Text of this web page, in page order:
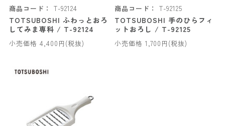
商品コード： T-92124
TOTSUBOSHI ふわっとおろ
してみま専科 / T-92124
小売価格 4,400円(税抜)
商品コード： T-92125
TOTSUBOSHI 手のひらフィ
ットおろし / T-92125
小売価格 1,700円(税抜)